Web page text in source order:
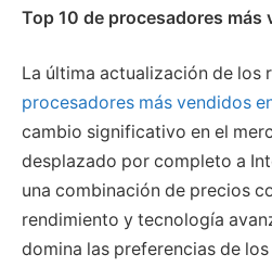
Top 10 de procesadores más
La última actualización de los
procesadores más vendidos
cambio significativo en el
desplazado por completo a
una combinación de precios
rendimiento y tecnología
domina las preferencias de